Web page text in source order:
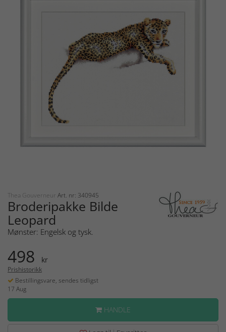
Thea Gouverneur Art. nr: 340945
Broderipakke Bilde
Leopard
Mønster: Engelsk og tysk.
498 kr
Prishistorikk
Bestillingsvare, sendes tidligst
17 Aug
HANDLE